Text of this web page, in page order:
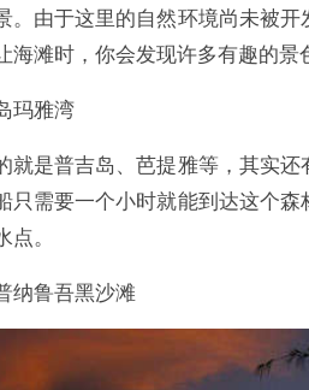
。由于这里的自然环境尚未被
滩时，你会发现许多有趣的景
玛雅湾
就是普吉岛、芭提雅等，其实
需要一个小时就能到达这个森
。
纳鲁吾黑沙滩